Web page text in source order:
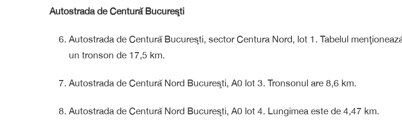
Autostrada de Centură Bucureşti
Autostrada de Centură Bucureşti, sector Centura Nord, lot 1. Tabelul
un tronson de 17,5 km.
Autostrada de Centură Nord Bucureşti, A0 lot 3. Tronsonul are 8,6 km.
Autostrada de Centură Nord Bucureşti, A0 lot 4. Lungimea este de 4,47 km.